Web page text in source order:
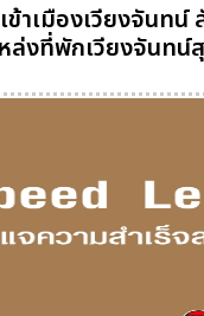
เข้าเมืองเวียงจันท
ล่งที่พักเวียงจันทน์